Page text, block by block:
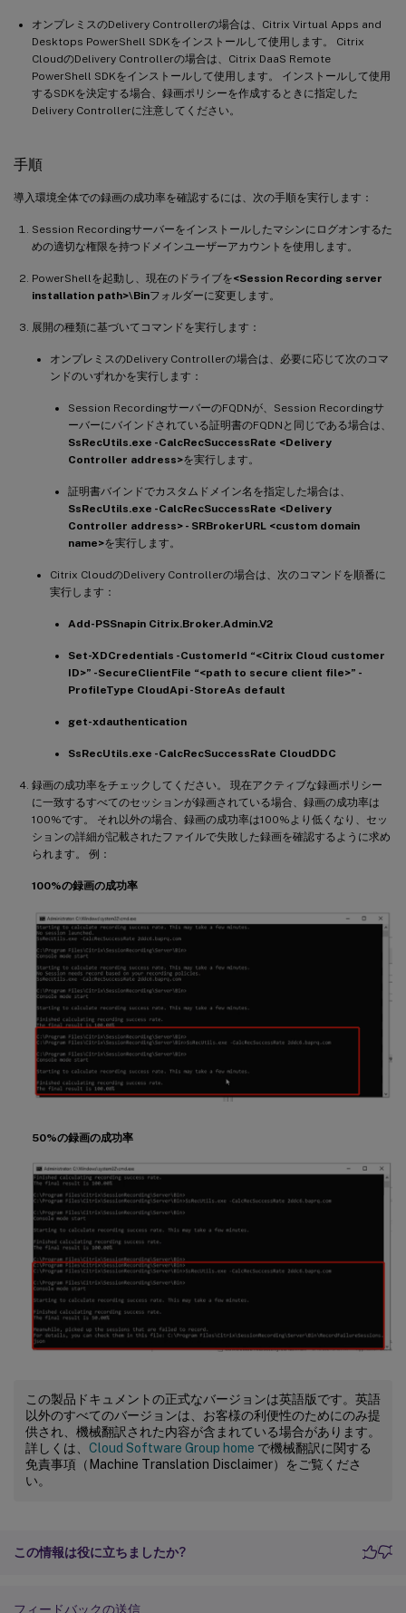
オンプレミスのDelivery Controllerの場合は、Citrix Virtual Apps and
Desktops PowerShell SDKをインストールして使用します。 Citrix
CloudのDelivery Controllerの場合は、Citrix DaaS Remote
PowerShell SDKをインストールして使用します。 インストールして使用
するSDKを決定する場合、録画ポリシーを作成するときに指定した
Delivery Controllerに注意してください。
手順
導入環境全体での録画の成功率を確認するには、次の手順を実行します：
Session Recordingサーバーをインストールしたマシンにログオンするた
めの適切な権限を持つドメインユーザーアカウントを使用します。
PowerShellを起動し、現在のドライブを<Session Recording server
installation path>\Binフォルダーに変更します。
展開の種類に基づいてコマンドを実行します：
オンプレミスのDelivery Controllerの場合は、必要に応じて次のコマ
ンドのいずれかを実行します：
Session RecordingサーバーのFQDNが、Session Recordingサ
ーバーにバインドされている証明書のFQDNと同じである場合は、
SsRecUtils.exe -CalcRecSuccessRate <Delivery
Controller address>を実行します。
証明書バインドでカスタムドメイン名を指定した場合は、
SsRecUtils.exe -CalcRecSuccessRate <Delivery
Controller address> - SRBrokerURL <custom domain
name>を実行します。
Citrix CloudのDelivery Controllerの場合は、次のコマンドを順番に
実行します：
Add-PSSnapin Citrix.Broker.Admin.V2
Set-XDCredentials -CustomerId “<Citrix Cloud customer
ID>” -SecureClientFile “<path to secure client file>” -
ProfileType CloudApi -StoreAs default
get-xdauthentication
SsRecUtils.exe -CalcRecSuccessRate CloudDDC
録画の成功率をチェックしてください。 現在アクティブな録画ポリシー
に一致するすべてのセッションが録画されている場合、録画の成功率は
100%です。 それ以外の場合、録画の成功率は100%より低くなり、セッ
ションの詳細が記載されたファイルで失敗した録画を確認するように求め
られます。 例：
100%の録画の成功率
50%の録画の成功率
この製品ドキュメントの正式なバージョンは英語版です。英語
以外のすべてのバージョンは、お客様の利便性のためにのみ提
供され、機械翻訳された内容が含まれている場合があります。
詳しくは、 Cloud Software Group home で機械翻訳に関する
免責事項（Machine Translation Disclaimer）をご覧くださ
い。
この情報は役に立ちましたか?
フィードバックの送信